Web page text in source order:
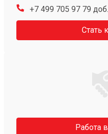
+7 499 705 97 79
Стать
Работа